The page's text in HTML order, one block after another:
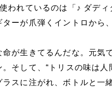
われているのは「♪ ダデ
ターが爪弾くイントロから
命が生きてるんだな。元
。そして、“トリスの味は
スに注がれ、ボトルと一